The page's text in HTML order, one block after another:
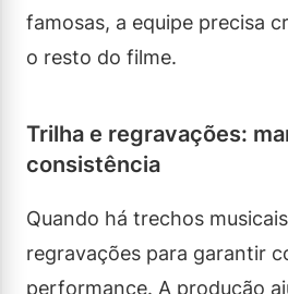
famosas, a equipe precisa
o resto do filme.
Trilha e regravações:
consistência
Quando há trechos
regravações para garantir
performance. A produção